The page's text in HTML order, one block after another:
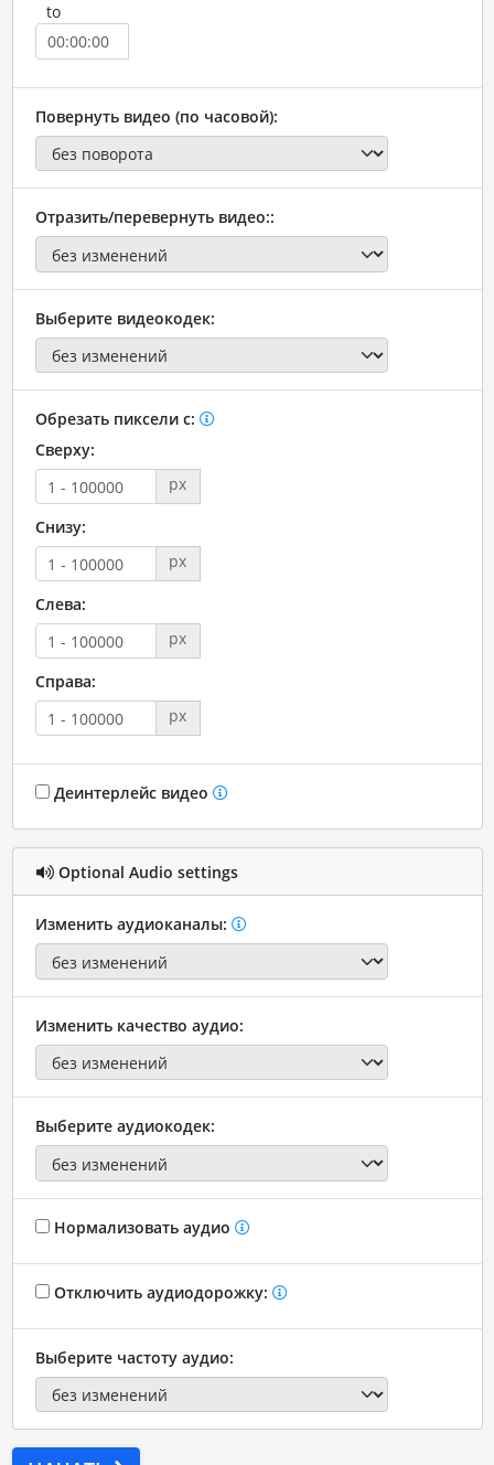
to
Повернуть видео (по часовой):
Отразить/перевернуть видео::
Выберите видеокодек:
Обрезать пиксели с:
Сверху:
px
Снизу:
px
Слева:
px
Справа:
px
Деинтерлейс видео
Optional Audio settings
Изменить аудиоканалы:
Изменить качество аудио:
Выберите аудиокодек:
Нормализовать аудио
Отключить аудиодорожку:
Выберите частоту аудио: